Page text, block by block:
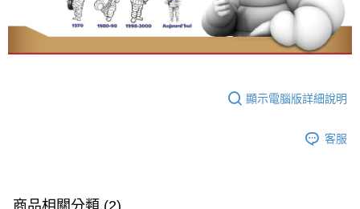
顯示電腦版詳細說明
客服
商品相關分類 (2)